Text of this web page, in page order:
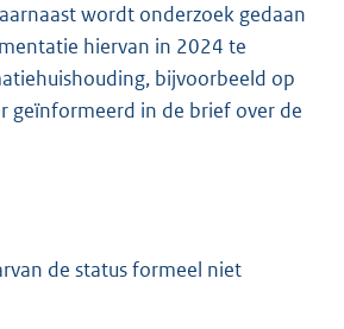
wordt onderzoek gedaan
hiervan in 2024 te
bijvoorbeeld op
geïnformeerd in de brief over de
de status formeel niet